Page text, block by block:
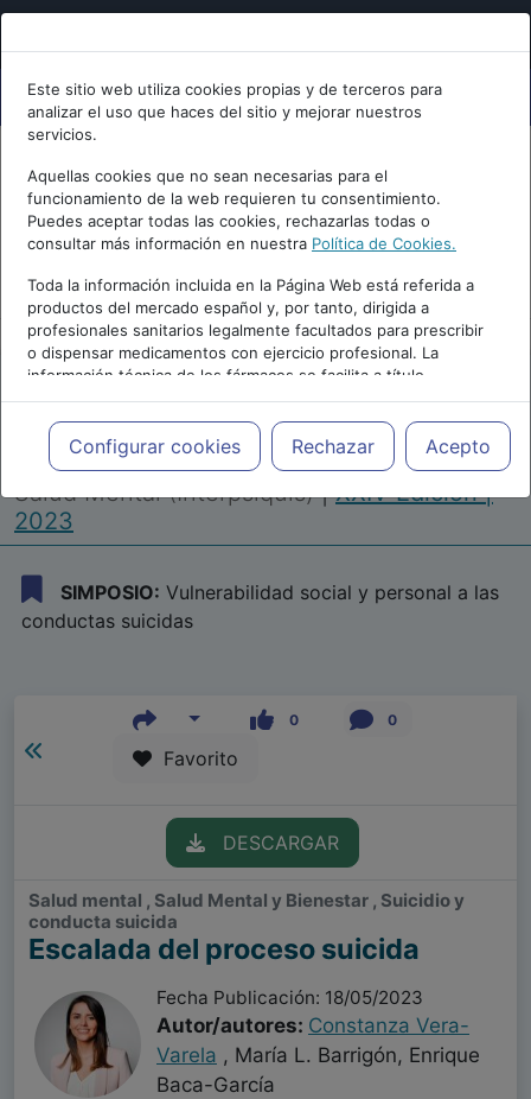
Este sitio web utiliza cookies propias y de terceros para
analizar el uso que haces del sitio y mejorar nuestros
servicios.
Aquellas cookies que no sean necesarias para el
funcionamiento de la web requieren tu consentimiento.
Puedes aceptar todas las cookies, rechazarlas todas o
consultar más información en nuestra Política de Cookies.
Toda la información incluida en la Página Web está referida a
productos del mercado español y, por tanto, dirigida a
profesionales sanitarios legalmente facultados para prescribir
o dispensar medicamentos con ejercicio profesional. La
información técnica de los fármacos se facilita a título
meramente informativo, siendo responsabilidad de los
profesionales facultados prescribir medicamentos y decidir, en
cada caso concreto, el tratamiento más adecuado a las
necesidades del paciente.
Configurar cookies Rechazar Acepto
Repositorio de Artículos |Congreso Virtual
Internacional de Psiquiatría, Psicología y
Salud Mental (Interpsiquis)|XXIV Edición |
2023
SIMPOSIO: Vulnerabilidad social y personal a las
conductas suicidas
0 0
Favorito
DESCARGAR
Salud mental , Salud Mental y Bienestar , Suicidio y
conducta suicida
Escalada del proceso suicida
Fecha Publicación: 18/05/2023
Autor/autores: Constanza Vera-
Varela , María L. Barrigón, Enrique
Baca-García